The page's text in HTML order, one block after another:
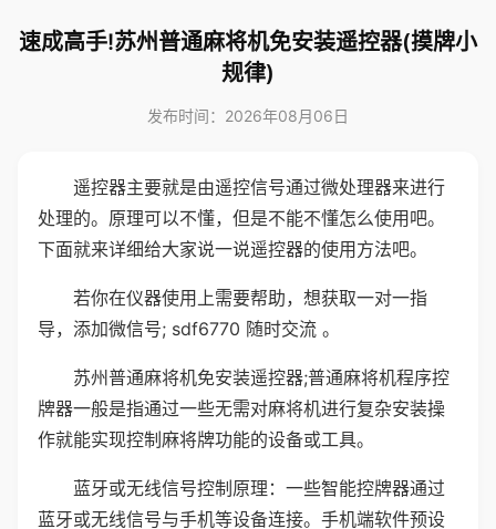
速成高手!苏州普通麻将机免安装遥控器(摸牌小
规律)
发布时间：2026年08月06日
遥控器主要就是由遥控信号通过微处理器来进行
处理的。原理可以不懂，但是不能不懂怎么使用吧。
下面就来详细给大家说一说遥控器的使用方法吧。
若你在仪器使用上需要帮助，想获取一对一指
导，添加微信号; sdf6770 随时交流 。
苏州普通麻将机免安装遥控器;普通麻将机程序控
牌器一般是指通过一些无需对麻将机进行复杂安装操
作就能实现控制麻将牌功能的设备或工具。
蓝牙或无线信号控制原理：一些智能控牌器通过
蓝牙或无线信号与手机等设备连接。手机端软件预设